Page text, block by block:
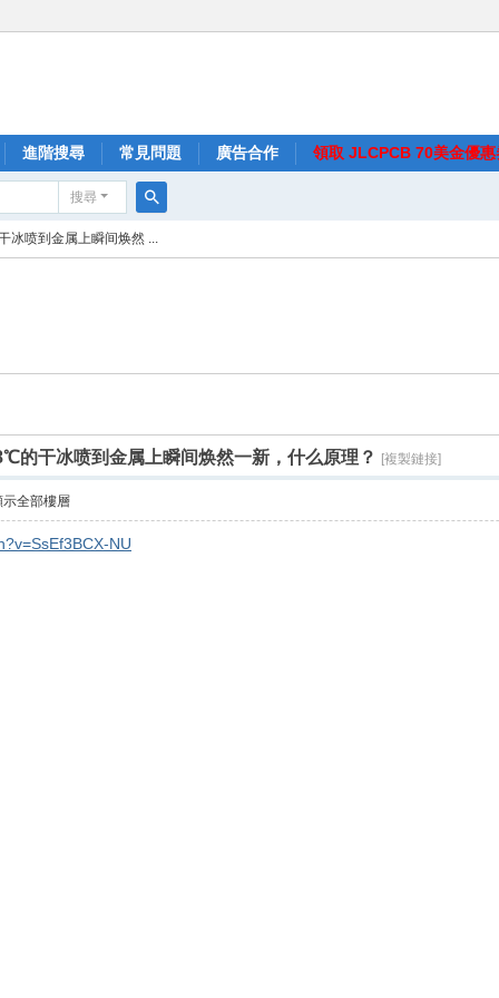
進階搜尋 常見問題 廣告合作 領取 JLCPCB 70美金優惠
搜尋
尋
冰喷到金属上瞬间焕然 ...
的干冰喷到金属上瞬间焕然一新，什么原理？ [複製鏈接]
示全部樓層
NU